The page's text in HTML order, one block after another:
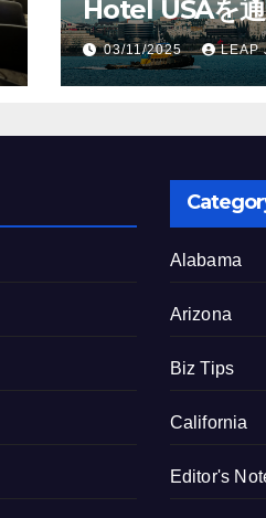
Hotel USAを
Hilton Seattle
を完了
03/11/2025 LEAP
Alabama
Arizona
Biz Tips
California
Editor's